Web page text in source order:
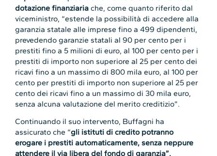
dotazione finanziaria che, come quanto riferito dal
viceministro, “estende la possibilità di accedere alla
garanzia statale alle imprese fino a 499 dipendenti,
prevedendo garanzie statali al 90 per cento per i
prestiti fino a 5 milioni di euro, al 100 per cento per i
prestiti di importo non superiore al 25 per cento dei
ricavi fino a un massimo di 800 mila euro, al 100 per
cento per prestiti di importo non superiore al 25 per
cento dei ricavi fino a un massimo di 30 mila euro,
senza alcuna valutazione del merito creditizio”.
Continuando il suo intervento, Buffagni ha
assicurato che “gli istituti di credito potranno
erogare i prestiti automaticamente, senza neppure
attendere il via libera del fondo di garanzia”,